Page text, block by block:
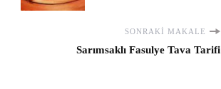
SONRAKI MAKALE
Sarımsaklı Fasulye Tava Tarifi